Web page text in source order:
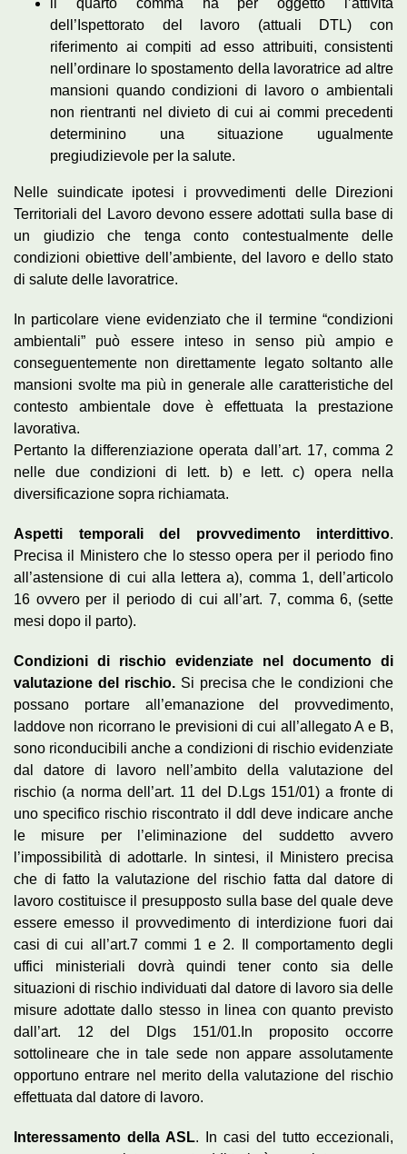
il quarto comma ha per oggetto l’attività
dell’Ispettorato del lavoro (attuali DTL) con
riferimento ai compiti ad esso attribuiti, consistenti
nell’ordinare lo spostamento della lavoratrice ad altre
mansioni quando condizioni di lavoro o ambientali
non rientranti nel divieto di cui ai commi precedenti
determinino una situazione ugualmente
pregiudizievole per la salute.
Nelle suindicate ipotesi i provvedimenti delle Direzioni
Territoriali del Lavoro devono essere adottati sulla base di
un giudizio che tenga conto contestualmente delle
condizioni obiettive dell’ambiente, del lavoro e dello stato
di salute delle lavoratrice.
In particolare viene evidenziato che il termine “condizioni
ambientali” può essere inteso in senso più ampio e
conseguentemente non direttamente legato soltanto alle
mansioni svolte ma più in generale alle caratteristiche del
contesto ambientale dove è effettuata la prestazione
lavorativa.
Pertanto la differenziazione operata dall’art. 17, comma 2
nelle due condizioni di lett. b) e lett. c) opera nella
diversificazione sopra richiamata.
Aspetti temporali del provvedimento interdittivo.
Precisa il Ministero che lo stesso opera per il periodo fino
all’astensione di cui alla lettera a), comma 1, dell’articolo
16 ovvero per il periodo di cui all’art. 7, comma 6, (sette
mesi dopo il parto).
Condizioni di rischio evidenziate nel documento di
valutazione del rischio.Si precisa che le condizioni che
possano portare all’emanazione del provvedimento,
laddove non ricorrano le previsioni di cui all’allegato A e B,
sono riconducibili anche a condizioni di rischio evidenziate
dal datore di lavoro nell’ambito della valutazione del
rischio (a norma dell’art. 11 del D.Lgs 151/01) a fronte di
uno specifico rischio riscontrato il ddl deve indicare anche
le misure per l’eliminazione del suddetto avvero
l’impossibilità di adottarle. In sintesi, il Ministero precisa
che di fatto la valutazione del rischio fatta dal datore di
lavoro costituisce il presupposto sulla base del quale deve
essere emesso il provvedimento di interdizione fuori dai
casi di cui all’art.7 commi 1 e 2. Il comportamento degli
uffici ministeriali dovrà quindi tener conto sia delle
situazioni di rischio individuati dal datore di lavoro sia delle
misure adottate dallo stesso in linea con quanto previsto
dall’art. 12 del Dlgs 151/01.In proposito occorre
sottolineare che in tale sede non appare assolutamente
opportuno entrare nel merito della valutazione del rischio
effettuata dal datore di lavoro.
Interessamento della ASL. In casi del tutto eccezionali,